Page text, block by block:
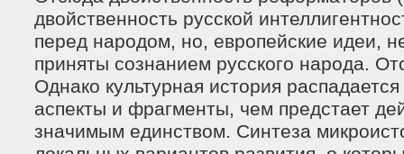
двойственность русской
перед народом, но, европейские идеи,
приняты сознанием русского народа.
Однако культурная история
аспекты и фрагменты, чем предстает
значимым единством. Синтеза